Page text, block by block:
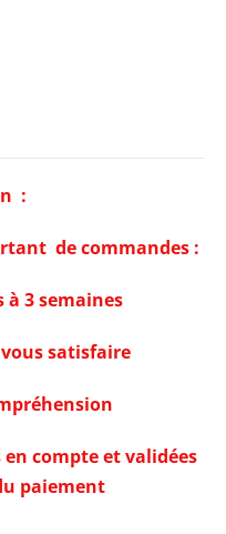
:
de commandes :
à 3 semaines
satisfaire
compte et validées
paiement